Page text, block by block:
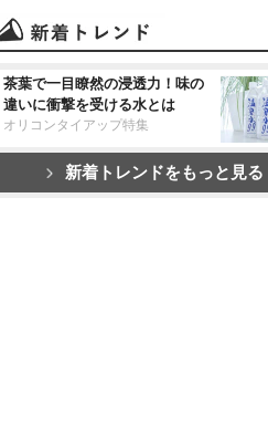
茶葉で一目瞭然の浸透力！味の
違いに衝撃を受ける水とは
オリコンタイアップ特集
新着トレンドをもっと見る